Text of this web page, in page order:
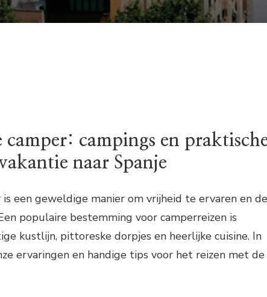
camper: campings en
naar Spanje
is een geweldige manier om vrijheid te ervaren en de
populaire bestemming voor camperreizen is
kustlijn, pittoreske dorpjes en heerlijke cuisine. In
ervaringen en handige tips voor het reizen met de